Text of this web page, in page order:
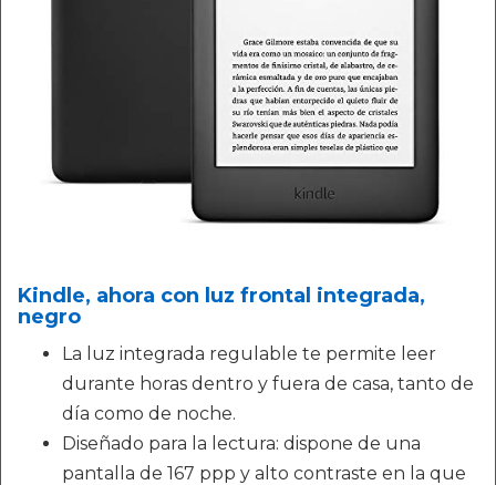
Kindle, ahora con luz frontal integrada,
negro
La luz integrada regulable te permite leer
durante horas dentro y fuera de casa, tanto de
día como de noche.
Diseñado para la lectura: dispone de una
pantalla de 167 ppp y alto contraste en la que